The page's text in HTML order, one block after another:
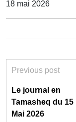
18 mai 2026
Previous post
Le journal en
Tamasheq du 15
Mai 2026